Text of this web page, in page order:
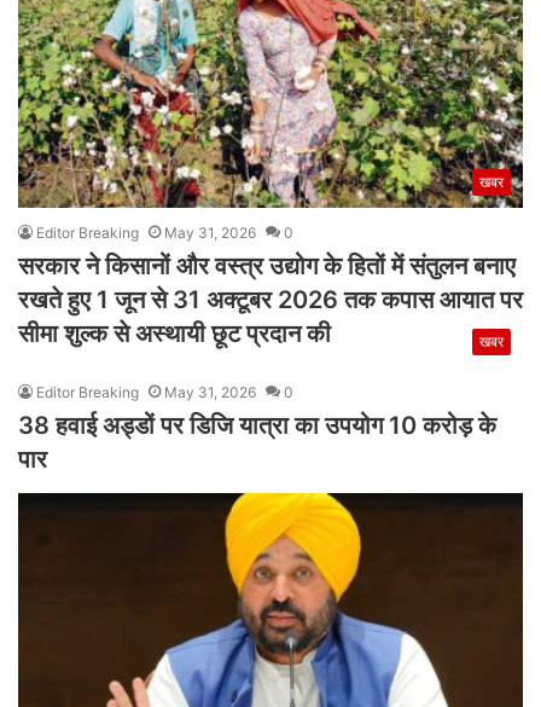
खबर
Editor Breaking May 31, 2026 0
सरकार ने किसानों और वस्त्र उद्योग के हितों में संतुलन बनाए
रखते हुए 1 जून से 31 अक्टूबर 2026 तक कपास आयात पर
सीमा शुल्क से अस्थायी छूट प्रदान की
खबर
Editor Breaking May 31, 2026 0
38 हवाई अड्डों पर डिजि यात्रा का उपयोग 10 करोड़ के
पार